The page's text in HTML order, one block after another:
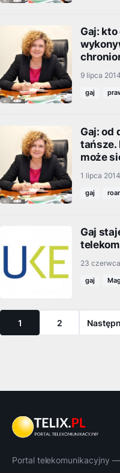
Gaj:
9 lipca 2014
gaj
Gaj: od
tańsze.
może
1 lipca 2014
gaj
Gaj
23
gaj
1 2
Portal telekomunikacyjny